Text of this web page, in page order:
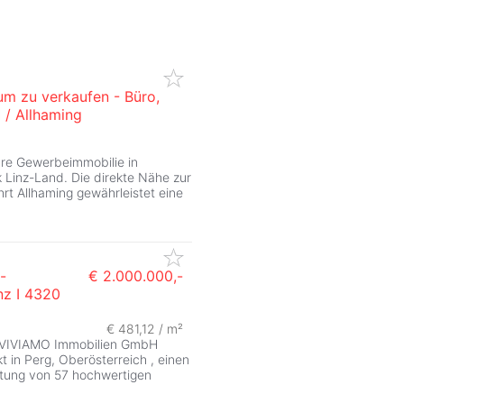
zu verkaufen - Büro,
/ Allhaming
Gewerbeimmobilie in
Land. Die direkte Nähe zur
Allhaming gewährleistet eine
I 4320
€ 2.000.000,-
€ 481,12 / m²
Immobilien GmbH
in Perg, Oberösterreich , einen
von 57 hochwertigen